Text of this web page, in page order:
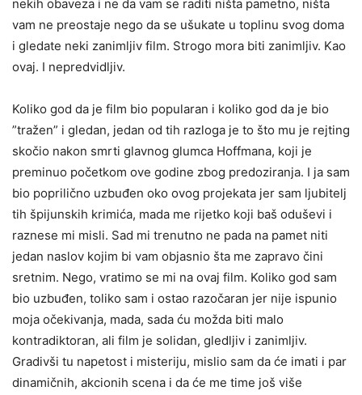
nekih obaveza i ne da vam se raditi ništa pametno, ništa
vam ne preostaje nego da se ušukate u toplinu svog doma
i gledate neki zanimljiv film. Strogo mora biti zanimljiv. Kao
ovaj. I nepredvidljiv.
Koliko god da je film bio popularan i koliko god da je bio
”tražen” i gledan, jedan od tih razloga je to što mu je rejting
skočio nakon smrti glavnog glumca Hoffmana, koji je
preminuo početkom ove godine zbog predoziranja. I ja sam
bio poprilično uzbuđen oko ovog projekata jer sam ljubitelj
tih špijunskih krimića, mada me rijetko koji baš oduševi i
raznese mi misli. Sad mi trenutno ne pada na pamet niti
jedan naslov kojim bi vam objasnio šta me zapravo čini
sretnim. Nego, vratimo se mi na ovaj film. Koliko god sam
bio uzbuđen, toliko sam i ostao razočaran jer nije ispunio
moja očekivanja, mada, sada ću možda biti malo
kontradiktoran, ali film je solidan, gledljiv i zanimljiv.
Gradivši tu napetost i misteriju, mislio sam da će imati i par
dinamičnih, akcionih scena i da će me time još više